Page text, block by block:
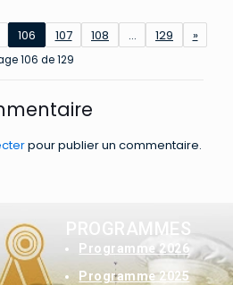
106 107 108 … 129 »
106 de 129
pour publier un commentaire.
PROGRAMMES
Programme 2026
Programme 2025